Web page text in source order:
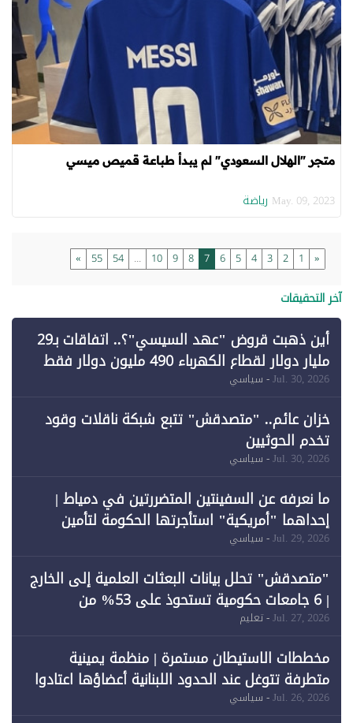
متجر "الهلال السعودي" لم يبدأ طباعة قميص ميسي
May. 09, 2023 رياضة
«
1
2
3
4
5
6
7
8
9
10
...
54
55
»
آخر التحقيقات
أين ذهبت قروض "عهد السيسي"؟.. اتفاقات بـ29
مليار دولار لقطاع الكهرباء 490 مليون دولار فقط
لـ"الطاقة المتجددة" (1)
Jul. 30, 2026- سياسي
خزان عائم.. "متصدقش" تتبع شبكة ناقلات وقود
تخدم الحوثيين
Jul. 30, 2026- سياسي
ما نعرفه عن السفينتين المتضررتين في دمياط |
إحداهما "أمريكية" استأجرتها الحكومة لتأمين
احتياجات الطاقة
Jul. 29, 2026- سياسي
"متصدقش" تحلل بيانات البعثات العلمية إلى الخارج
| 6 جامعات حكومية تستحوذ على 53% من
Jul. 27, 2026- تعليم
مخططات الاستيطان مستمرة | منظمة يمينية
متطرفة تتوغل عند الحدود اللبنانية أعضاؤها اعتادوا
خرق الحدود
Jul. 26, 2026- سياسي